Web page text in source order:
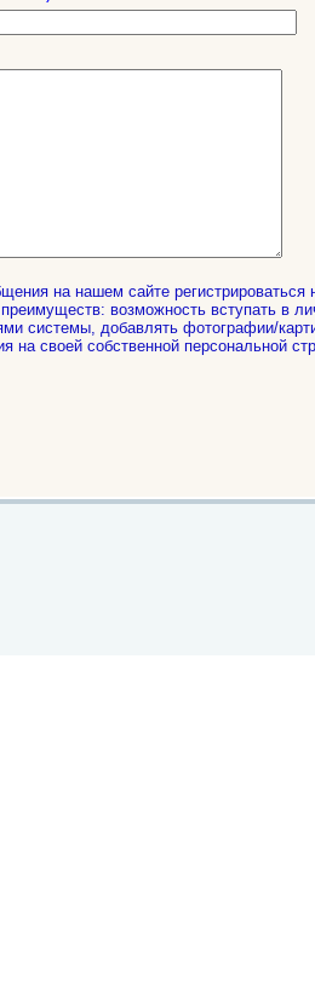
на нашем сайте регистрироваться
возможность вступать в
системы, добавлять фотографии/
на своей собственной персональной